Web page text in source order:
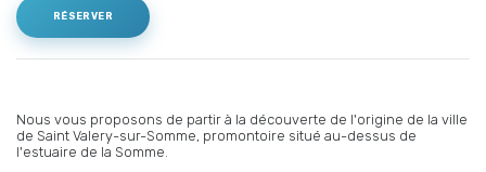
RÉSERVER
Nous vous proposons de partir à la découverte de l'origine de la ville
de Saint Valery-sur-Somme, promontoire situé au-dessus de
l'estuaire de la Somme.